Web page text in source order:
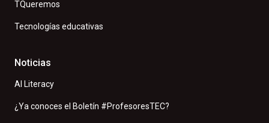
TQueremos
Tecnologías educativas
Noticias
AI Literacy
¿Ya conoces el Boletín #ProfesoresTEC?